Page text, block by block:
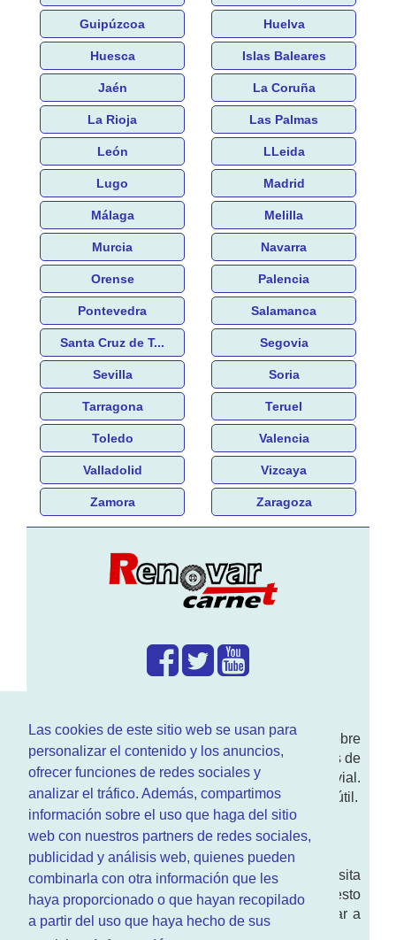
Las cookies de este sitio web se usan para
personalizar el contenido y los anuncios,
ofrecer funciones de redes sociales y
analizar el tráfico. Además, compartimos
información sobre el uso que haga del sitio
web con nuestros partners de redes sociales,
publicidad y análisis web, quienes pueden
combinarla con otra información que les
haya proporcionado o que hayan recopilado
a partir del uso que haya hecho de sus
Guipúzcoa Huelva
Huesca Islas Baleares
Jaén La Coruña
La Rioja Las Palmas
León LLeida
Lugo Madrid
Málaga Melilla
Murcia Navarra
Orense Palencia
Pontevedra Salamanca
Santa Cruz de T... Segovia
Sevilla Soria
Tarragona Teruel
Toledo Valencia
Valladolid Vizcaya
Zamora Zaragoza
Enwww.RenovarCarnet.comTe contamos sobre
larenovación del permisode conducir, noticias de
actualidad motor y sobre todo seguridad vial.
Ademas tenemos todo tipo de información DGT útil.
¿Quienes somos?
Quieres saber quien mantiene la pagina, visita
nuestrasección de contacto. Aquí tienes nuesto
aviso legal
. Basicamente no queremos engañar a
nadie.